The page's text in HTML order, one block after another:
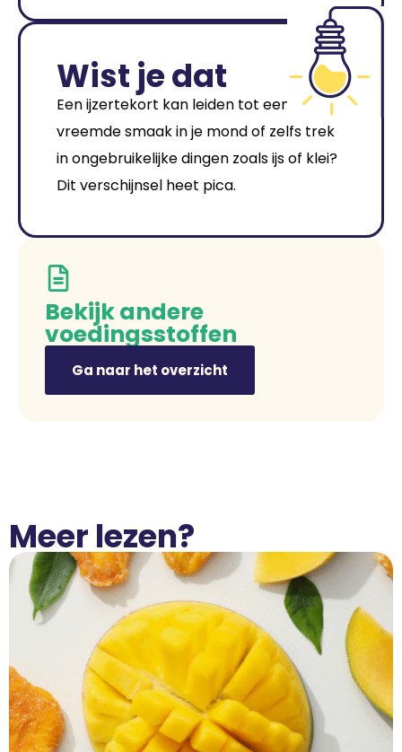
Wist je dat
Een ijzertekort kan leiden tot een
vreemde smaak in je mond of zelfs trek
in ongebruikelijke dingen zoals ijs of klei?
Dit verschijnsel heet pica.
Bekijk andere
voedingsstoffen
Ga naar het overzicht
Meer lezen?